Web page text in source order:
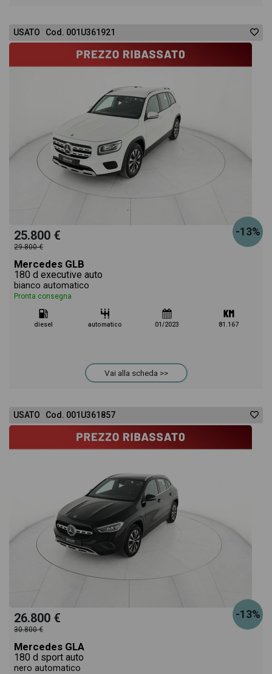
eventuale offerta e rata consigliata per l'acquisto
del veicolo.
USATO Cod. 001U361921
-13%
25.800 €
29.800 €
Mercedes GLB
180 d executive auto
bianco automatico
Pronta consegna
diesel automatico 01/2023 81.167
Vai alla scheda >>
USATO Cod. 001U361857
-13%
26.800 €
30.800 €
Mercedes GLA
180 d sport auto
nero automatico